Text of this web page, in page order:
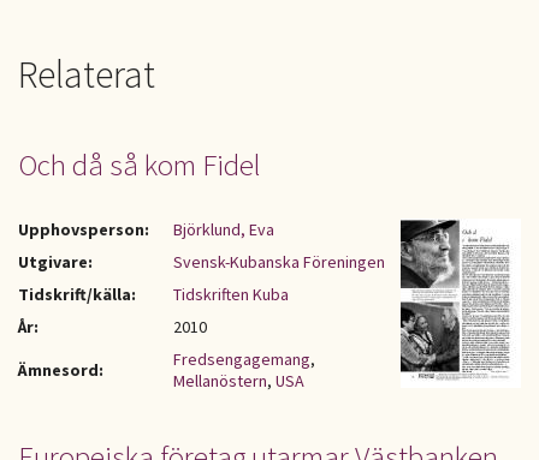
Relaterat
Och då så kom Fidel
Upphovsperson:
Björklund, Eva
Utgivare:
Svensk-Kubanska Föreningen
Tidskrift/källa:
Tidskriften Kuba
År:
2010
Ämnesord:
Fredsengagemang,
Mellanöstern, USA